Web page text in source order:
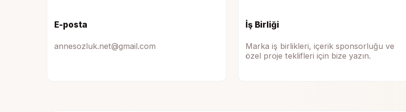
E-posta
annesozluk.net@gmail.com
İş Birliği
Marka iş birlikleri, içerik sponsorluğu ve
özel proje teklifleri için bize yazın.